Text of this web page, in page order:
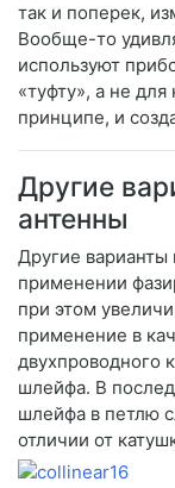
так и поперек,
Вообще-то
используют
«туфту», а не
принципе, и
Другие
антенны
Другие
применении
при этом
применение в
двухпроводного
шлейфа. В
шлейфа в петлю
отличии от